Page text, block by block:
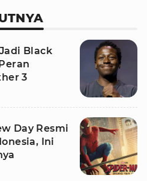
Black
3
Day Resmi
Ini